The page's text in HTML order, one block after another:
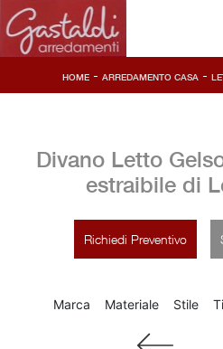
HOME- ARREDAMENTO CASA-
Divano Letto
estraibile di
Richiedi Preventivo
Marca Materiale Stile